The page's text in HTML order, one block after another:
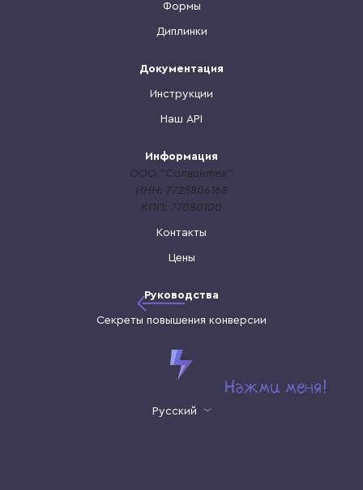
Русский
Формы
Диплинки
Документация
Инструкции
Наш API
Информация
ООО "Солвинтек"
ИНН: 7725806168
КПП: 77080100
Контакты
Цены
Руководства
Секреты повышения конверсии